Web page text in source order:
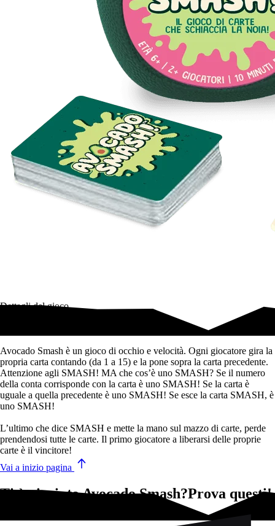
Dettagli del gioco
Avocado Smash è un gioco di occhio e velocità. Ogni giocatore gira la
propria carta contando (da 1 a 15) e la pone sopra la carta precedente.
Attenzione agli SMASH! MA che cos’è uno SMASH? Se il numero
della conta corrisponde con la carta è uno SMASH! Se la carta è
uguale a quella precedente è uno SMASH! Se esce la carta SMASH, è
uno SMASH!
L’ultimo che dice SMASH e mette la mano sul mazzo di carte, perde
prendendosi tutte le carte. Il primo giocatore a liberarsi delle proprie
carte è il vincitore!
Vai a inizio pagina
Ti è piaciuto Avocado Smash?Prova questi!